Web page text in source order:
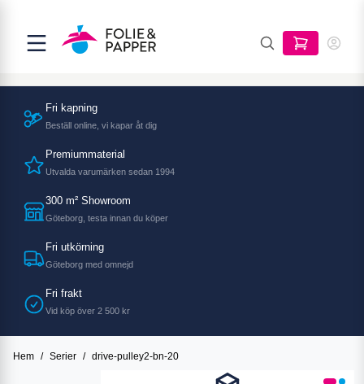
Fri kapning
Beställ online, vi kapar åt dig
Premiummaterial
Utvalda varumärken sedan 1994
300 m² Showroom
Göteborg, testa innan du köper
Fri utkörning
Göteborg med omnejd
Fri frakt
Vid köp över 2 500 kr
Hem / Serier / drive-pulley2-bn-20